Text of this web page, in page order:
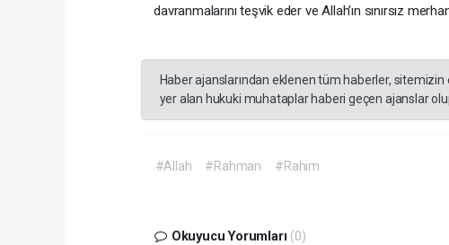
davranmalarını teşvik eder ve Allah’ın sınırsız
Haber ajanslarından eklenen tüm haberler,
yer alan hukuki muhataplar haberi geçen ajanslar
#Allah #Rahman #Rahim
Okuyucu Yorumları (0)